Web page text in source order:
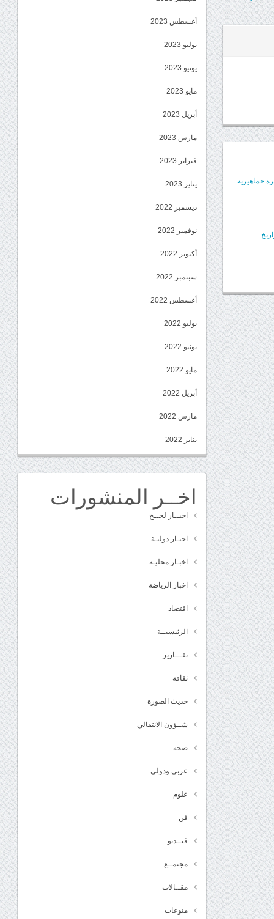
جماهيرية
أغسطس 2023
يوليو 2023
يونيو 2023
مايو 2023
أبريل 2023
مارس 2023
فبراير 2023
يناير 2023
ديسمبر 2022
نوفمبر 2022
أكتوبر 2022
سبتمبر 2022
أغسطس 2022
يوليو 2022
يونيو 2022
مايو 2022
أبريل 2022
مارس 2022
يناير 2022
اخــر المنشورات
اخبــار لحــج
اخبـار دوليـة
اخبـار محليـة
اخبار الرياضة
اقتصاد
الرئيسيــة
تقـــارير
ثقافة
حديث الصورة
شــؤون الانتقالي
صحة
عربي ودولي
علوم
فن
فيــديو
مجتمــع
مقــالات
منوعات